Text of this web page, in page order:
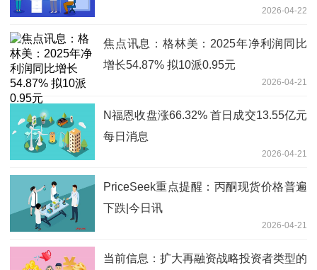
2026-04-22
焦点讯息：格林美：2025年净利润同比
增长54.87% 拟10派0.95元
2026-04-21
N福恩收盘涨66.32% 首日成交13.55亿元
每日消息
2026-04-21
PriceSeek重点提醒：丙酮现货价格普遍
下跌|今日讯
2026-04-21
当前信息：扩大再融资战略投资者类型的